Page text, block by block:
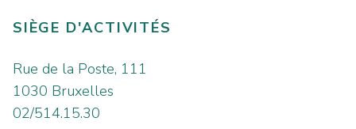
SIÈGE D'ACTIVITÉS
Rue de la Poste, 111
1030 Bruxelles
02/514.15.30